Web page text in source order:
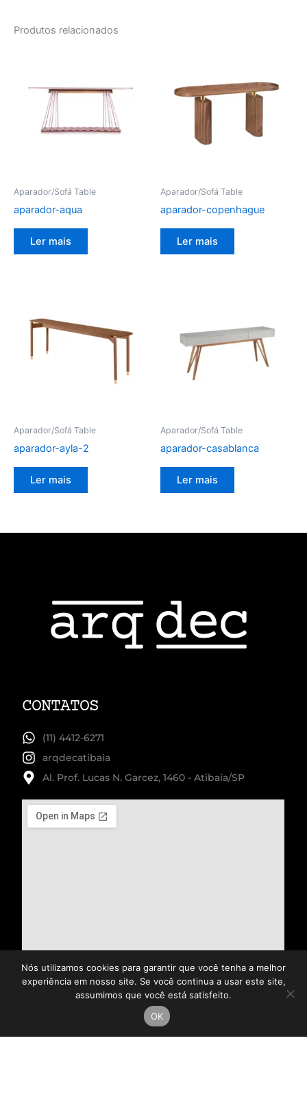
Produtos relacionados
Aparador/Sofá Table
aparador-aqua
Ler mais
Aparador/Sofá Table
aparador-copenhague
Ler mais
Aparador/Sofá Table
aparador-ayla-2
Ler mais
Aparador/Sofá Table
aparador-casablanca
Ler mais
CONTATOS
(11) 4412-6271
arqdecatibaia
Al. Prof. Lucas N. Garcez, 1460 - Atibaia/SP
Nós utilizamos cookies para garantir que você tenha a melhor
experiência em nosso site. Se você continua a usar este site,
assumimos que você está satisfeito.
OK